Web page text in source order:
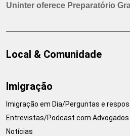
Uninter oferece Preparatório
Local & Comunidade
Imigração
Imigração em Dia/Perguntas e
Entrevistas/Podcast com Advogados
Notícias